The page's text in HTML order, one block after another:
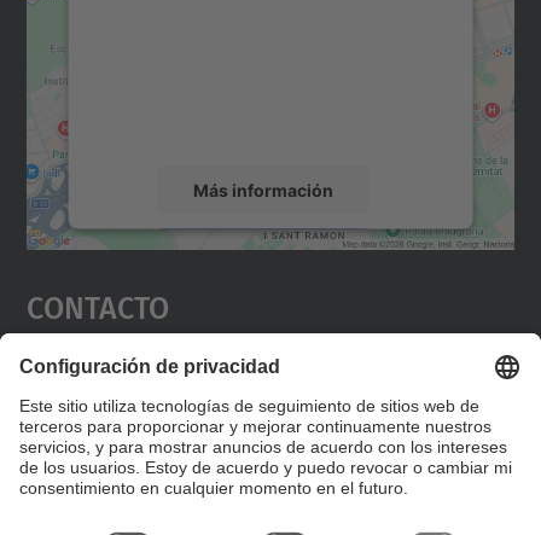
Más información
Aceptar
powered by
Contacto
Editad en la página "Contacto personalizado", que
encontraréis en la raíz de español, vuestros datos
personalizados de contacto.
Formulario de contacto